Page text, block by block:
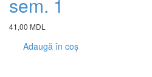
41,00 MDL
Adaugă în coș